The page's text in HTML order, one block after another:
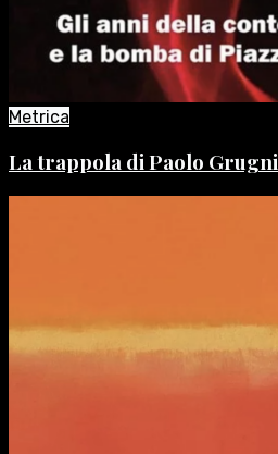
Metrica
La trappola di Paolo Grugni